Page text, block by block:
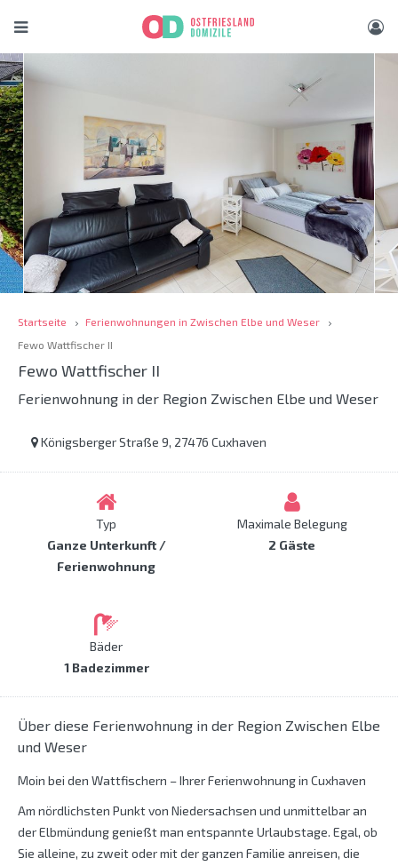
Startseite
Ferienwohnungen in Zwischen Elbe und Weser
Fewo Wattfischer II
Fewo Wattfischer II
Ferienwohnung in der Region Zwischen Elbe und Weser
Königsberger Straße 9, 27476 Cuxhaven
Typ
Ganze Unterkunft /
Ferienwohnung
Maximale Belegung
2 Gäste
Bäder
1 Badezimmer
Über diese Ferienwohnung in der Region Zwischen Elbe
und Weser
Moin bei den Wattfischern – Ihrer Ferienwohnung in Cuxhaven
Am nördlichsten Punkt von Niedersachsen und unmittelbar an
der Elbmündung genießt man entspannte Urlaubstage. Egal, ob
Sie alleine, zu zweit oder mit der ganzen Familie anreisen, die